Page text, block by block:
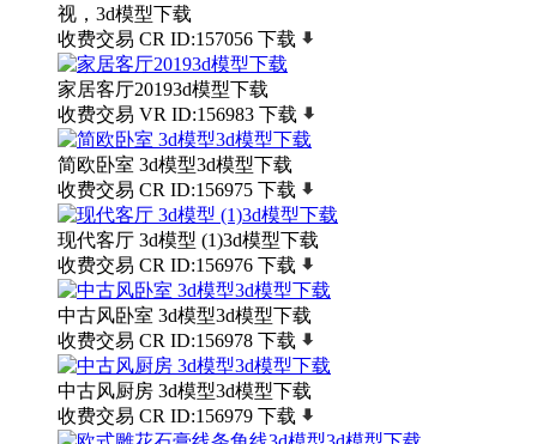
视，3d模型下载
收费交易 CR ID:157056 下载
家居客厅20193d模型下载
收费交易 VR ID:156983 下载
简欧卧室 3d模型3d模型下载
收费交易 CR ID:156975 下载
现代客厅 3d模型 (1)3d模型下载
收费交易 CR ID:156976 下载
中古风卧室 3d模型3d模型下载
收费交易 CR ID:156978 下载
中古风厨房 3d模型3d模型下载
收费交易 CR ID:156979 下载